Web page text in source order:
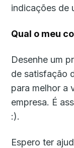
indicações de
Qual o meu
Desenhe um
de satisfação
para melhor a
empresa. É
:).
Espero ter